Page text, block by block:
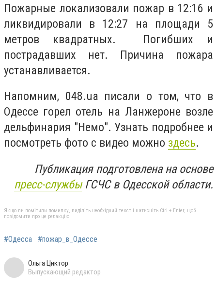
Пожарные локализовали пожар в 12:16 и
ликвидировали в 12:27 на площади 5
метров квадратных. Погибших и
пострадавших нет. Причина пожара
устанавливается.
Напомним, 048.ua писали о том, что в
Одессе горел отель на Ланжероне возле
дельфинария "Немо". Узнать подробнее и
посмотреть фото с видео можно здесь.
Публикация подготовлена на основе
пресс-службыГСЧС в Одесской области.
Якщо ви помітили помилку, виділіть необхідний текст і натисніть Ctrl + Enter, щоб
повідомити про це редакцію
#Одесса #пожар_в_Одессе
Ольга Циктор
Выпускающий редактор